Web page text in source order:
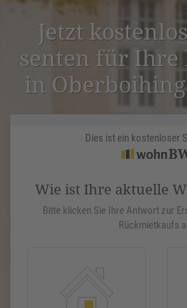
Jetzt
senten für
in
Dies ist ein kostenloser
Wie ist Ihre aktuelle
Bitte klicken Sie Ihre Antwort zur
Rückmietkaufs